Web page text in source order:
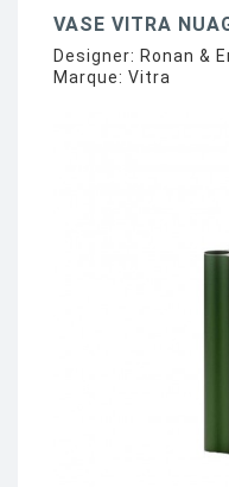
VASE VITRA
Designer: Ronan &
Marque: Vitra